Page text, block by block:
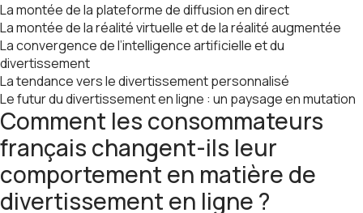
La montée de la plateforme de diffusion en direct
La montée de la réalité virtuelle et de la réalité augmentée
La convergence de l’intelligence artificielle et du
divertissement
La tendance vers le divertissement personnalisé
Le futur du divertissement en ligne : un paysage en mutation
Comment les consommateurs
français changent-ils leur
comportement en matière de
divertissement en ligne ?